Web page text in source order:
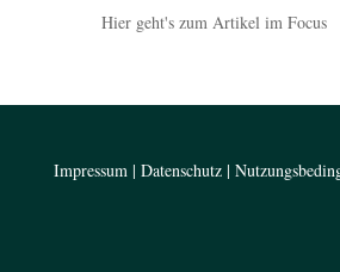
Hier geht's zum Artikel im Focus
Impressum| Datenschutz|